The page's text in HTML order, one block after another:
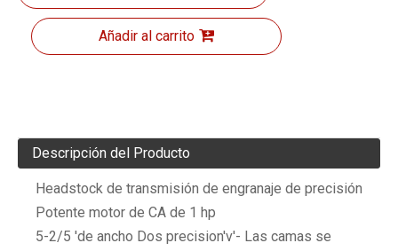
Añadir al carrito
Descripción del Producto
Headstock de transmisión de engranaje de precisión
Potente motor de CA de 1 hp
5-2/5 'de ancho Dos precision'v'- Las camas se